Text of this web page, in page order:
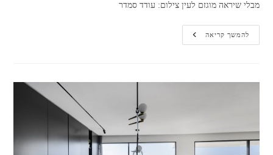
מבלי שיראה מוגזם לעין צילום: עודד סמדר
להמשך קריאהוואלה!
בית
אדריכלים